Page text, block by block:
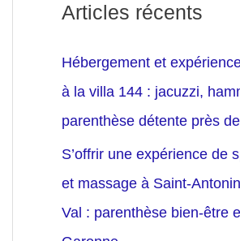
Articles récents
Hébergement et
à la villa 144 : jacuzzi,
parenthèse détente près
S’offrir une expérience de
et massage à Saint-
Val : parenthèse bien-être